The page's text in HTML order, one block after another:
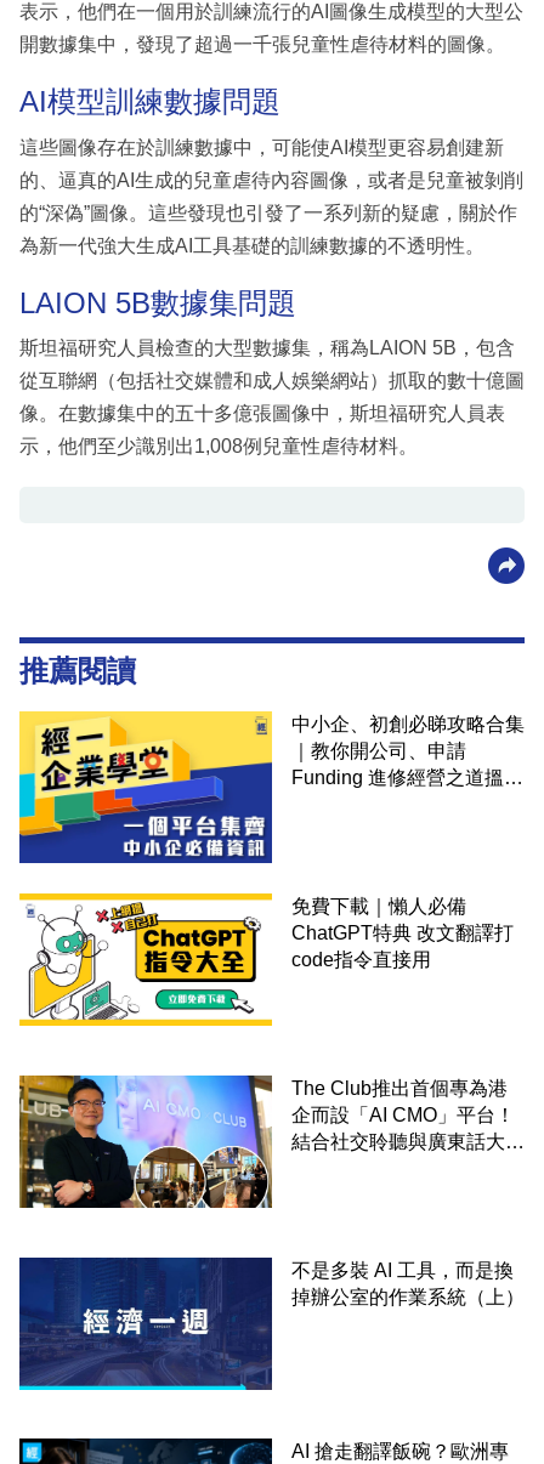
表示，他們在一個用於訓練流行的AI圖像生成模型的大型公
開數據集中，發現了超過一千張兒童性虐待材料的圖像。
AI模型訓練數據問題
這些圖像存在於訓練數據中，可能使AI模型更容易創建新
的、逼真的AI生成的兒童虐待內容圖像，或者是兒童被剝削
的“深偽”圖像。這些發現也引發了一系列新的疑慮，關於作
為新一代強大生成AI工具基礎的訓練數據的不透明性。
LAION 5B數據集問題
斯坦福研究人員檢查的大型數據集，稱為LAION 5B，包含
從互聯網（包括社交媒體和成人娛樂網站）抓取的數十億圖
像。在數據集中的五十多億張圖像中，斯坦福研究人員表
示，他們至少識別出1,008例兒童性虐待材料。
推薦閱讀
中小企、初創必睇攻略合集
｜教你開公司、申請
Funding 進修經營之道搵大
免費下載｜懶人必備
ChatGPT特典 改文翻譯打
code指令直接用
The Club推出首個專為港
企而設「AI CMO」平台！
結合社交聆聽與廣東話大模
不是多裝 AI 工具，而是換
掉辦公室的作業系統（上）
AI 搶走翻譯飯碗？歐洲專